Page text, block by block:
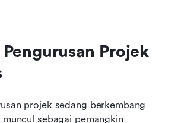
Projek
projek sedang berkembang
sebagai pemangkin